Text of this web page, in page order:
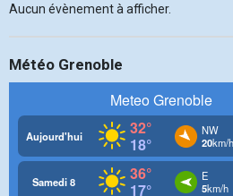
Aucun évènement à afficher.
Météo Grenoble